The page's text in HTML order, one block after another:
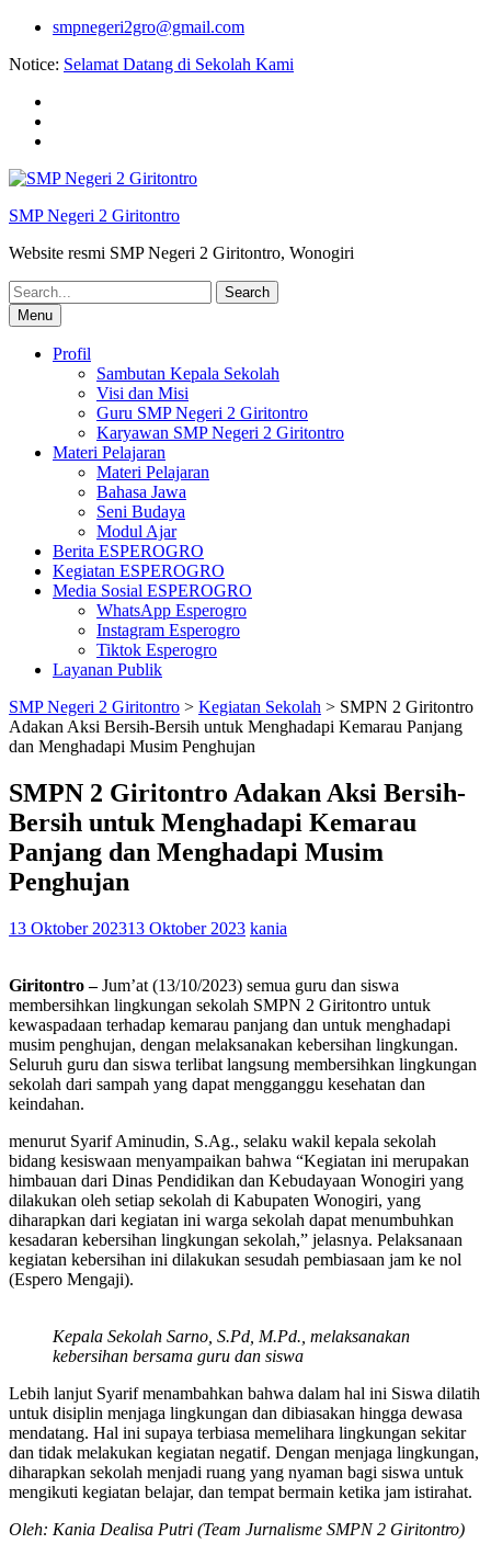
Skip
content
smpnegeri2gro@gmail.com
Notice: Selamat Datang di Sekolah Kami
SMP Negeri 2 Giritontro
Website resmi SMP Negeri 2 Giritontro, Wonogiri
Search
for:Menu
Profil
Sambutan Kepala Sekolah
Visi dan Misi
Guru SMP Negeri 2 Giritontro
Karyawan SMP Negeri 2 Giritontro
Materi Pelajaran
Materi Pelajaran
Bahasa Jawa
Seni Budaya
Modul Ajar
Berita ESPEROGRO
Kegiatan ESPEROGRO
Media Sosial ESPEROGRO
WhatsApp Esperogro
Instagram Esperogro
Tiktok Esperogro
Layanan Publik
SMP Negeri 2 Giritontro > Kegiatan Sekolah > SMPN 2 Giritontro
Adakan Aksi Bersih-Bersih untuk Menghadapi Kemarau Panjang
dan Menghadapi Musim Penghujan
SMPN 2 Giritontro Adakan Aksi Bersih-
Bersih untuk Menghadapi Kemarau
Panjang dan Menghadapi Musim
Penghujan
13 Oktober 202313 Oktober 2023 kania
Giritontro –Jum’at (13/10/2023) semua guru dan siswa
membersihkan lingkungan sekolah SMPN 2 Giritontro untuk
kewaspadaan terhadap kemarau panjang dan untuk menghadapi
musim penghujan, dengan melaksanakan kebersihan lingkungan.
Seluruh guru dan siswa terlibat langsung membersihkan lingkungan
sekolah dari sampah yang dapat mengganggu kesehatan dan
keindahan.
menurut Syarif Aminudin, S.Ag., selaku wakil kepala sekolah
bidang kesiswaan menyampaikan bahwa “Kegiatan ini merupakan
himbauan dari Dinas Pendidikan dan Kebudayaan Wonogiri yang
dilakukan oleh setiap sekolah di Kabupaten Wonogiri, yang
diharapkan dari kegiatan ini warga sekolah dapat menumbuhkan
kesadaran kebersihan lingkungan sekolah,” jelasnya. Pelaksanaan
kegiatan kebersihan ini dilakukan sesudah pembiasaan jam ke nol
(Espero Mengaji).
Kepala Sekolah Sarno, S.Pd, M.Pd., melaksanakan
kebersihan bersama guru dan siswa
Lebih lanjut Syarif menambahkan bahwa dalam hal ini Siswa dilatih
untuk disiplin menjaga lingkungan dan dibiasakan hingga dewasa
mendatang. Hal ini supaya terbiasa memelihara lingkungan sekitar
dan tidak melakukan kegiatan negatif. Dengan menjaga lingkungan,
diharapkan sekolah menjadi ruang yang nyaman bagi siswa untuk
mengikuti kegiatan belajar, dan tempat bermain ketika jam istirahat.
Oleh: Kania Dealisa Putri (Team Jurnalisme SMPN 2 Giritontro)